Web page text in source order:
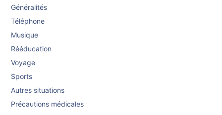
Généralités
Téléphone
Musique
Rééducation
Voyage
Sports
Autres situations
Précautions médicales